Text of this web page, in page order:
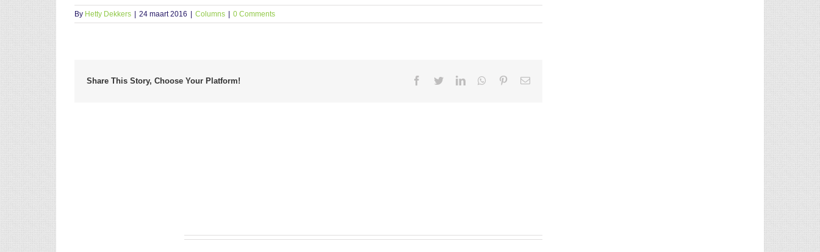
By Hetty Dekkers 24 maart 2016 Columns 0 Comments
Share This Story, Choose Your Platform! Facebook
TwitterLinkedInWhatsappPinterestEmail